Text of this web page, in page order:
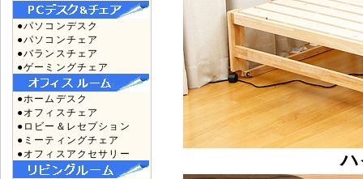
●パソコンデスク
●パソコンチェア
●バランスチェア
●ゲーミングチェア
●ホームデスク
●オフィスチェア
●ロビー＆レセプション
●ミーティングチェア
●オフィスアクセサリー